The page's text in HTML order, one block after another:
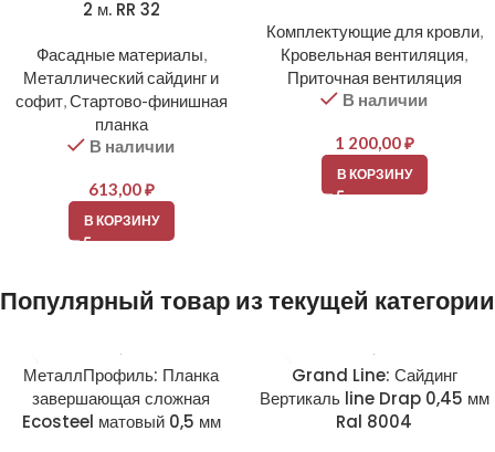
2 м. RR 32
Фасадные материалы,
Металлический сайдинг и
софит,Стартово-финишная
планка
В наличии
613,00₽
В КОРЗИНУ
Комплектующие для кровли,
Кровельная вентиляция,
Приточная вентиляция
В наличии
1 200,00₽
В КОРЗИНУ
Популярный товар из текущей категории
МеталлПрофиль: Планка
завершающая сложная
Ecosteel матовый 0,5 мм
Grand Line: Сайдинг
Вертикаль line Drap 0,45 мм
Ral 8004